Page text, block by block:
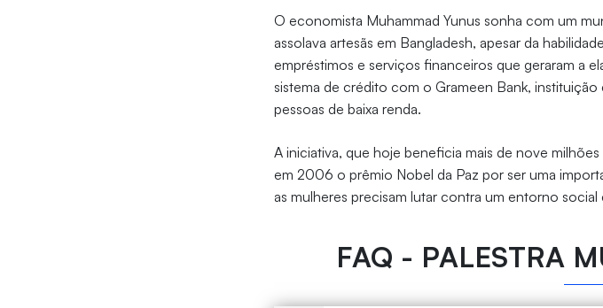
O economista Muhammad Yunus sonha com um
assolava artesãs em Bangladesh, apesar da
empréstimos e serviços financeiros que geraram a
sistema de crédito com o Grameen Bank,
pessoas de baixa renda.
A iniciativa, que hoje beneficia mais de nove
em 2006 o prêmio Nobel da Paz por ser uma
as mulheres precisam lutar contra um entorno
FAQ - PALESTRA